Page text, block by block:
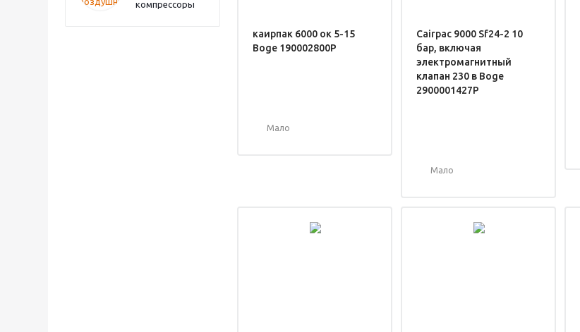
компрессоры
каирпак 6000 ок 5-15
Boge 190002800P
Мало
Cairpac 9000 Sf24-2 10
бар, включая
электромагнитный
клапан 230 в Boge
2900001427P
Мало